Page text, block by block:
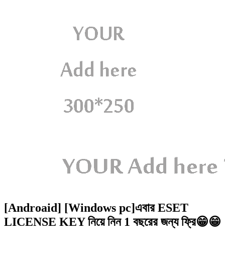
[Androaid] [Windows pc]এবার ESET
LICENSE KEY নিয়ে নিন 1 বছরের জন্য ফ্রি😁😁